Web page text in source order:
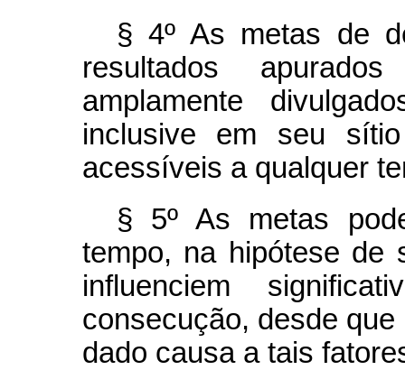
§ 4º As metas de
resultados
amplamente
inclusive em seu
acessíveis a qualquer
§ 5º As metas
tempo, na hipótese de
influenciem
consecução, desde
dado causa a tais